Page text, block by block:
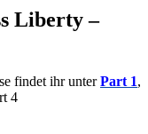
Liberty –
findet ihr unter Part 1,
4